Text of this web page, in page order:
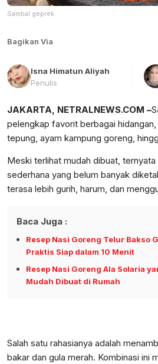
Sambal geprek
Bagikan Via
Isna Himatun Aliyah
Penulis
JAKARTA, NETRALNEWS.COM –
pelengkap favorit berbagai
tepung, ayam kampung goreng,
Meski terlihat mudah dibuat,
sederhana yang belum banyak
terasa lebih gurih, harum, dan
Baca Juga :
Resep Nasi Goreng Telur Bakso
Praktis Siap dalam 10 Menit
Resep Nasi Goreng Ala Solaria
Mudah Dibuat di Rumah
Salah satu rahasianya adalah
bakar dan gula merah. Kombinasi ini